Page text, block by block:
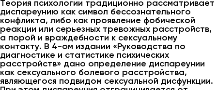
Теория психологии традиционно рассматривает
диспареунию как символ бессознательного
конфликта, либо как проявление фобической
реакции или серьезных тревожных расстройств,
а порой и враждебности к сексуальному
контакту. В 4-ом издании «Руководства по
диагностике и статистике психических
расстройств» дано определение диспареунии
как сексуального болевого расстройства,
являющегося подвидом сексуальной дисфункции.